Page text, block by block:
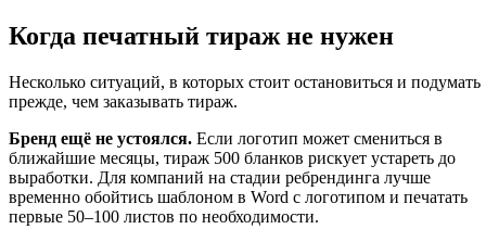
Когда печатный тираж не нужен
Несколько ситуаций, в которых стоит остановиться и подумать
прежде, чем заказывать тираж.
Бренд ещё не устоялся. Если логотип может смениться в
ближайшие месяцы, тираж 500 бланков рискует устареть до
выработки. Для компаний на стадии ребрендинга лучше
временно обойтись шаблоном в Word с логотипом и печатать
первые 50–100 листов по необходимости.